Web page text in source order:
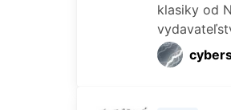
klasiky od